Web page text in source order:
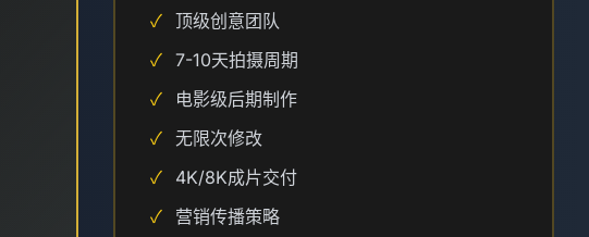
✓
顶级创意团队
✓
7-10天拍摄周期
✓
电影级后期制作
✓
无限次修改
✓
4K/8K成片交付
✓
营销传播策略